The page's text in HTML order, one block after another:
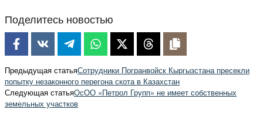
Поделитесь новостью
Предыдущая статьяСотрудники Погранвойск Кыргызстана пресекли
попытку незаконного перегона скота в Казахстан
Следующая статьяОсОО «Петрол Групп» не имеет собственных
земельных участков